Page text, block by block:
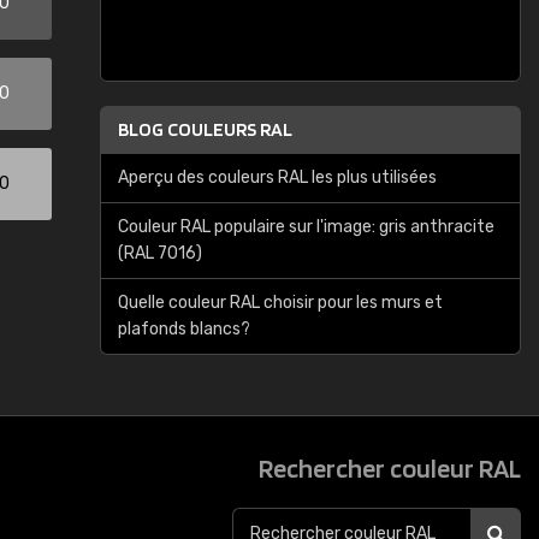
BLOG COULEURS RAL
Aperçu des couleurs RAL les plus utilisées
Couleur RAL populaire sur l'image: gris anthracite
(RAL 7016)
Quelle couleur RAL choisir pour les murs et
plafonds blancs?
Rechercher couleur RAL